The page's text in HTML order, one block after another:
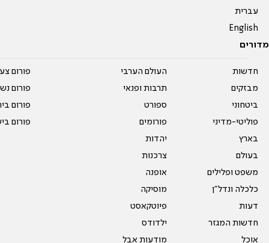
עברית
English
מדורים
חדשות
מבזקים
ביטחוני
פוליטי-מדיני
בארץ
בעולם
משפט ופלילים
כלכלה ונדל"ן
דעות
חדשות המגזר
אוכל
העולם הערבי
תרבות ופנאי
ספורט
פורומים
יהדות
צרכנות
אופנה
מוסיקה
פיוטקאסט
ילדודס
מודעות אבל
פורום
פורום
פורום
פורום